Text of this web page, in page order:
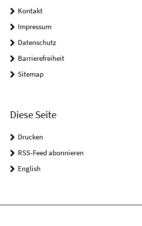
Kontakt
Impressum
Datenschutz
Barrierefreiheit
Sitemap
Diese Seite
Drucken
RSS-Feed abonnieren
English